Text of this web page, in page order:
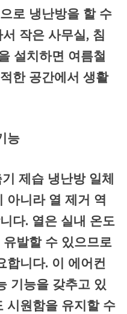
로 냉난방을 할 수
작은 사무실, 침
설치하면 여름철
한 공간에서 생활
능
제습 냉난방 일체
아니라 열 제거 역
다. 열은 실내 온도
발할 수 있으므로
합니다. 이 에어컨
기능을 갖추고 있
시원함을 유지할 수